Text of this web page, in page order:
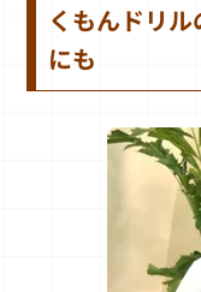
くもんドリ
にも